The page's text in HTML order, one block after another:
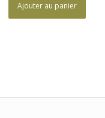
Ajouter au panier